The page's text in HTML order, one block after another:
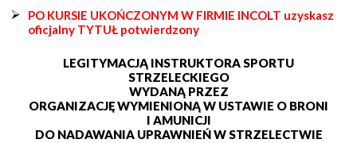
PO KURSIE UKOŃCZONYM W FIRMIE INCOLT uzyskasz
oficjalny TYTUŁ potwierdzony
LEGITYMACJĄ INSTRUKTORA SPORTU
STRZELECKIEGO
WYDANĄ PRZEZ
ORGANIZACJĘ WYMIENIONĄ W USTAWIE O BRONI
I AMUNICJI
DO NADAWANIA UPRAWNIEŃ W STRZELECTWIE